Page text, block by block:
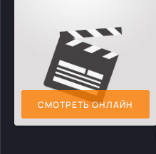
СМОТРЕТЬ ОНЛАЙН